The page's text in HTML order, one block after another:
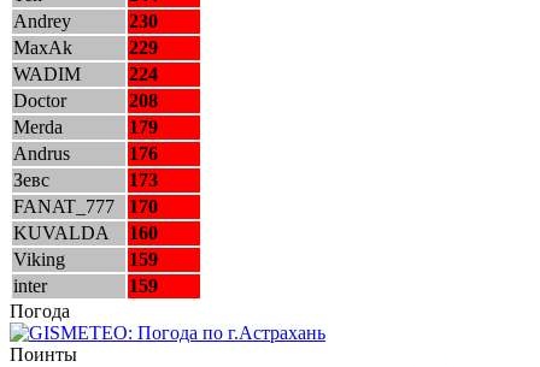
Andrey
230
MaxAk
229
WADIM
224
Doctor
208
Merda
179
Andrus
176
Зевс
173
FANAT_777
170
KUVALDA
160
Viking
159
inter
159
Погода
Поинты